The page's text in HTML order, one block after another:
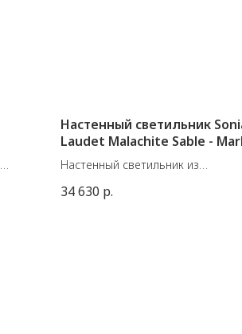
Настенный светильник
Laudet Malachite Sable -
Set
Настенный светильник из
Market Set и дизайнера Sonia
34 630 р.